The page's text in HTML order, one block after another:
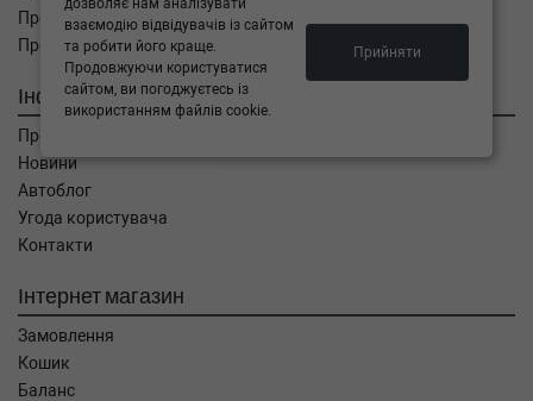
Про доставку
Про повернення
Інформація
Про компанію
Новини
Автоблог
Угода користувача
Контакти
Інтернет магазин
Замовлення
Кошик
Баланс
взаємодію відвідувачів із сайтом
та робити його краще.
Продовжуючи користуватися
сайтом, ви погоджуєтесь із
використанням файлів cookie.
Прийняти